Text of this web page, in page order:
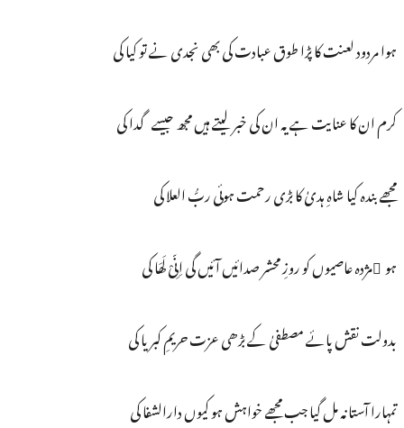
ہوا مردود لعنت کا پڑا طوق عبادت کی بھی نجدی نے تو کیا کی
کرم ان کا عنایت ہے یہ ان کی خبر لیتے ہیں مجھ جیسے گدا کی
مجھے بندہ کیا شاہِ ہدیٰ کا بڑی رحمت ہوئی ربُّ العلا کی
ہو ُمژدہ عاصیوں کو روزِ محشر صدائیں آئیں گی اِنِّیْ لَھَا کی
بدولت نقش پائے مصطفیٰ کے بڑھی عزت حریمِ کبریا کی
تمہارا آستانہ مل گیا جب مجھے خواہش ہو کیوں دارالشفا کی